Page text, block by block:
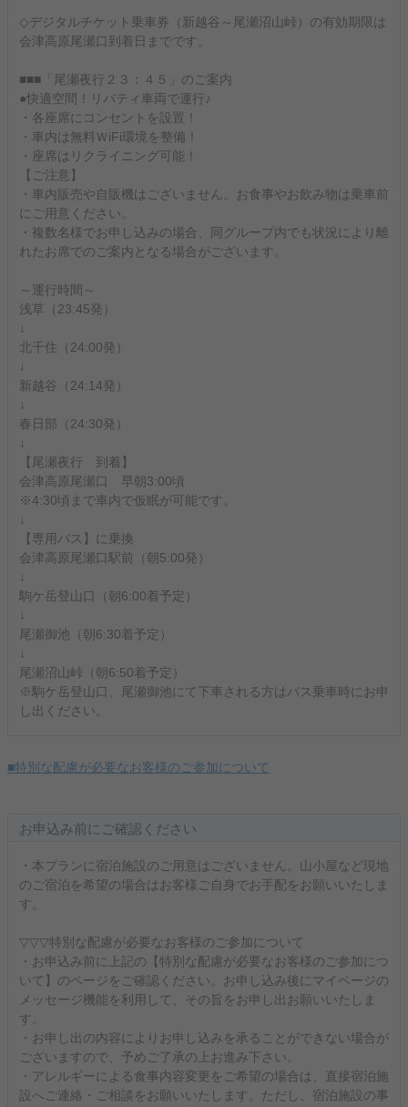
◇デジタルチケット乗車券（新越谷～尾瀬沼山峠）の有効期限は
会津高原尾瀬口到着日までです。
■■■「尾瀬夜行２３：４５」のご案内
●快適空間！リバティ車両で運行♪
・各座席にコンセントを設置！
・車内は無料ＷiFi環境を整備！
・座席はリクライニング可能！
【ご注意】
・車内販売や自販機はございません。お食事やお飲み物は乗車前
にご用意ください。
・複数名様でお申し込みの場合、同グループ内でも状況により離
れたお席でのご案内となる場合がございます。
～運行時間～
浅草（23:45発）
↓
北千住（24:00発）
↓
新越谷（24:14発）
↓
春日部（24:30発）
↓
【尾瀬夜行 到着】
会津高原尾瀬口 早朝3:00頃
※4:30頃まで車内で仮眠が可能です。
↓
【専用バス】に乗換
会津高原尾瀬口駅前（朝5:00発）
↓
駒ケ岳登山口（朝6:00着予定）
↓
尾瀬御池（朝6:30着予定）
↓
尾瀬沼山峠（朝6:50着予定）
※駒ケ岳登山口、尾瀬御池にて下車される方はバス乗車時にお申
し出ください。
■特別な配慮が必要なお客様のご参加について
お申込み前にご確認ください
・本プランに宿泊施設のご用意はございません。山小屋など現地
のご宿泊を希望の場合はお客様ご自身でお手配をお願いいたしま
す。
▽▽▽特別な配慮が必要なお客様のご参加について
・お申込み前に上記の【特別な配慮が必要なお客様のご参加につ
いて】のページをご確認ください。お申し込み後にマイページの
メッセージ機能を利用して、その旨をお申し出お願いいたしま
す。
・お申し出の内容によりお申し込みを承ることができない場合が
ございますので、予めご了承の上お進み下さい。
・アレルギーによる食事内容変更をご希望の場合は、直接宿泊施
設へご連絡・ご相談をお願いいたします。ただし、宿泊施設の事